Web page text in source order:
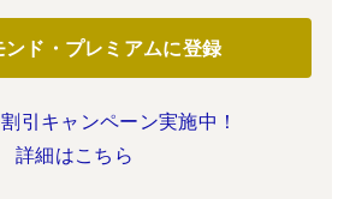
ンド・プレミアムに登録
引キャンペーン実施中！
詳細はこちら